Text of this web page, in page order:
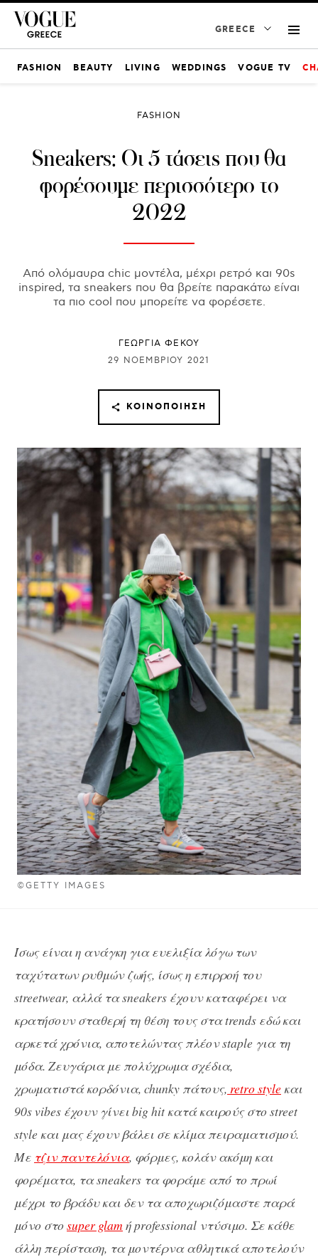
GREECE
FASHION BEAUTY LIVING WEDDINGS VOGUE TV
©GETTY IMAGES
FASHION
Sneakers: Οι 5 τάσεις που θα
φορέσουμε περισσότερο το
2022
Από ολόμαυρα chic μοντέλα, μέχρι ρετρό και 90s
inspired, τα sneakers που θα βρείτε παρακάτω είναι
τα πιο cool που μπορείτε να φορέσετε.
ΓΕΩΡΓΙΑ ΦΕΚΟΥ
29 ΝΟΕΜΒΡΊΟΥ 2021
ΚΟΙΝΟΠΟΊΗΣΗ
Ίσως είναι η ανάγκη για ευελιξία λόγω των
ταχύτατων ρυθμών ζωής, ίσως η επιρροή του
streetwear, αλλά τα sneakers έχουν καταφέρει να
κρατήσουν σταθερή τη θέση τους στα trends εδώ και
αρκετά χρόνια, αποτελώντας πλέον staple για τη
μόδα. Ζευγάρια με πολύχρωμα σχέδια,
χρωματιστά κορδόνια, chunky πάτους, retro style και
90s vibes έχουν γίνει big hit κατά καιρούς στο street
style και μας έχουν βάλει σε κλίμα πειραματισμού.
Με τζιν παντελόνια, φόρμες, κολάν ακόμη και
φορέματα, τα sneakers τα φοράμε από το πρωί
μέχρι το βράδυ και δεν τα αποχωριζόμαστε παρά
μόνο στοsuper glam ή professional ντύσιμο. Σε κάθε
άλλη περίσταση, τα μοντέρνα αθλητικά αποτελούν